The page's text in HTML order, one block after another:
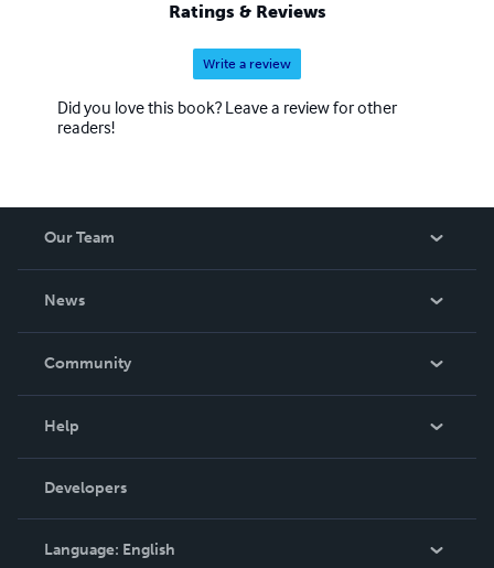
Ratings & Reviews
Write a review
Did you love this book? Leave a review for other
readers!
Our Team
News
In The News
Community
Podcast
Help
Order Lookup
Knowledge Base
Contact Support
Developers
Language: English